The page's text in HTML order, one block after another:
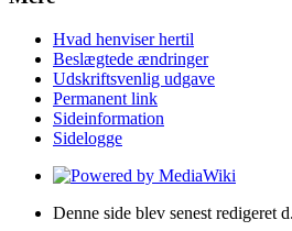
Hvad henviser hertil
Beslægtede ændringer
Udskriftsvenlig udgave
Permanent link
Sideinformation
Sidelogge
Denne side blev senest redigeret